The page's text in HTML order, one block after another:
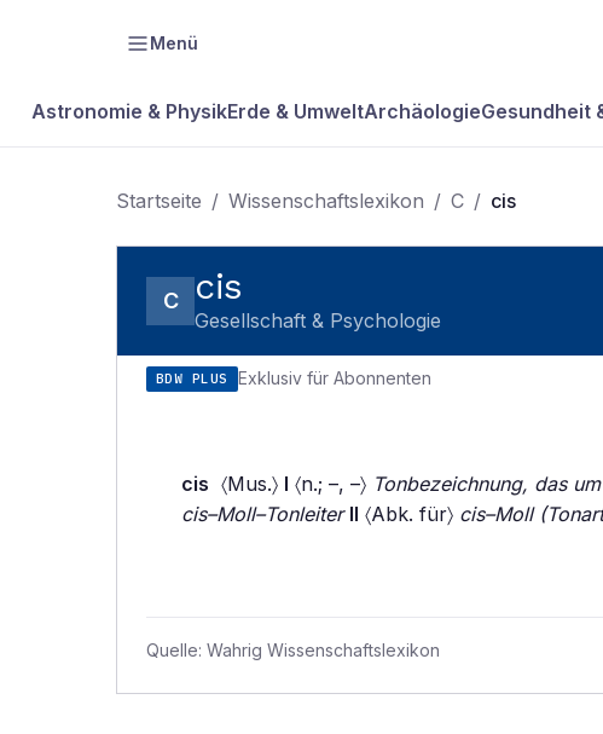
Menü
Astronomie & PhysikErde & UmweltArchäologieGesundheit
Startseite / Wissenschaftslexikon / C / cis
C cis
Gesellschaft & Psychologie
BDW PLUS Exklusiv für Abonnenten
cis 〈Mus.〉 I 〈n.; –, –〉 Tonbezeichnung, das
cis–Moll–Tonleiter II 〈Abk. für〉 cis–Moll
Quelle: Wahrig Wissenschaftslexikon